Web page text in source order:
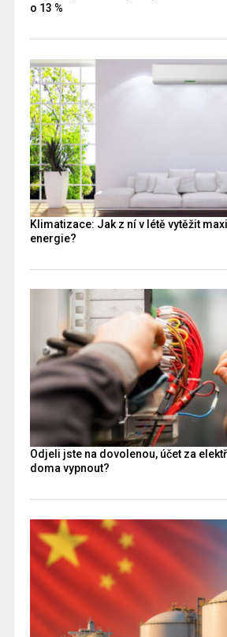
o 13 %
Klimatizace: Jak z ní v létě vytěžit
energie?
Odjeli jste na dovolenou, účet za
doma vypnout?